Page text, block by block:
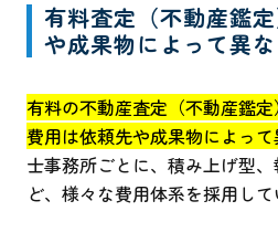
有料査定（不動産鑑
や成果物によって異な
有料の不動産査定（不動産鑑
費用は依頼先や成果物によっ
士事務所ごとに、積み上げ型
ど、様々な費用体系を採用して